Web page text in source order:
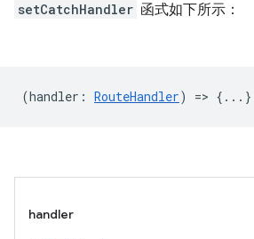
setCatchHandler 函式如下所示：
(handler : RouteHandler) => {...}
handler